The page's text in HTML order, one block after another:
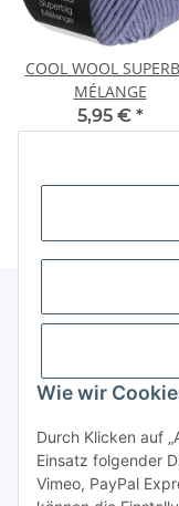
Wie wir
Durch Klicken auf
Einsatz folgender
Vimeo, PayPal
COOL WOOL
MÉLANGE
5,95 € *
Gesetzliche